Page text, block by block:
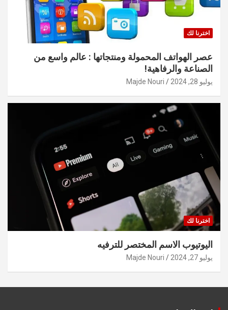
اخترنا لك
عصر الهواتف المحمولة ومنتجاتها : عالم واسع من
الصناعة والرفاهية!
يوليو 28, 2024 Majde Nouri
اخترنا لك
اليوتيوب الاسم المختصر للترفيه
يوليو 27, 2024 Majde Nouri